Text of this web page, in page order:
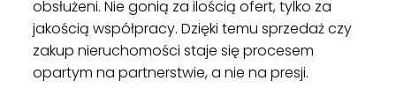
obsłużeni. Nie gonią za ilością ofert, tylko za
jakością współpracy. Dzięki temu sprzedaż czy
zakup nieruchomości staje się procesem
opartym na partnerstwie, a nie na presji.